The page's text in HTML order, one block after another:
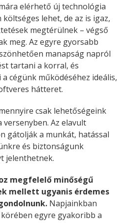
elérhető új technológia
lehet, de az is igaz,
megtérülnek – végső
meg. Az egyre gyorsabb
manapság napról
tartani a korral, és
cégünk működéséhez ideális,
hátteret.
csak lehetőségeink
Az elavult
gátolják a munkát, hatással
és biztonságunk
jelenthetnek.
megfelelő minőségű
mellett ugyanis érdemes
Napjainkban
egyre gyakoribb a